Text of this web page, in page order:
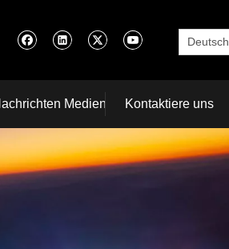
Deutsch
Medien Kontaktiere uns